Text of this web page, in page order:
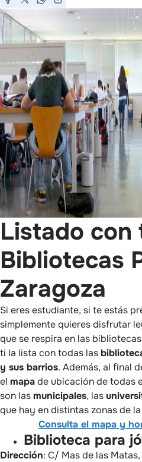
Listado con
Bibliotecas
Zaragoza
Si eres estudiante, si te estás
simplemente quieres disfrutar
que se respira en las
ti la lista con todas las
y sus barrios. Además, al final
el mapade ubicación de todas
son lasmunicipales, las
que hay en distintas zonas de
Consulta el mapa y
Biblioteca para
Dirección: C/ Mas de las